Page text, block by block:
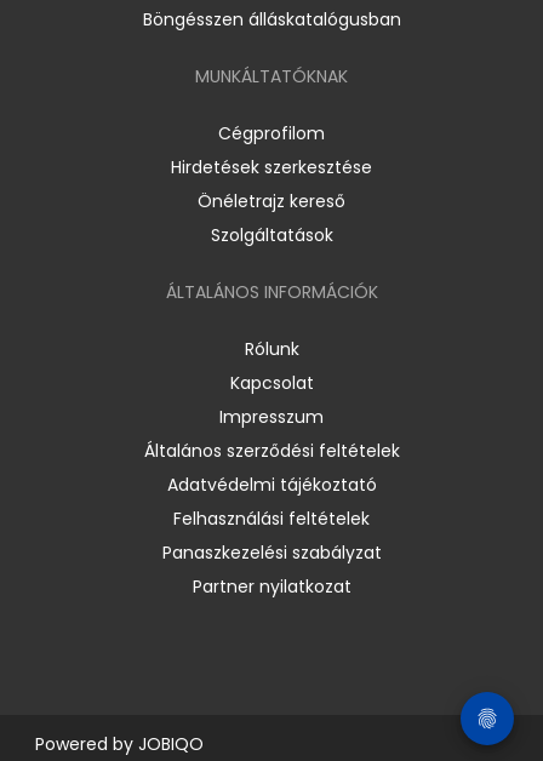
Böngésszen álláskatalógusban
MUNKÁLTATÓKNAK
Cégprofilom
Hirdetések szerkesztése
Önéletrajz kereső
Szolgáltatások
ÁLTALÁNOS INFORMÁCIÓK
Rólunk
Kapcsolat
Impresszum
Általános szerződési feltételek
Adatvédelmi tájékoztató
Felhasználási feltételek
Panaszkezelési szabályzat
Partner nyilatkozat
Powered by JOBIQO